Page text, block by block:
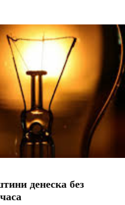
денеска без